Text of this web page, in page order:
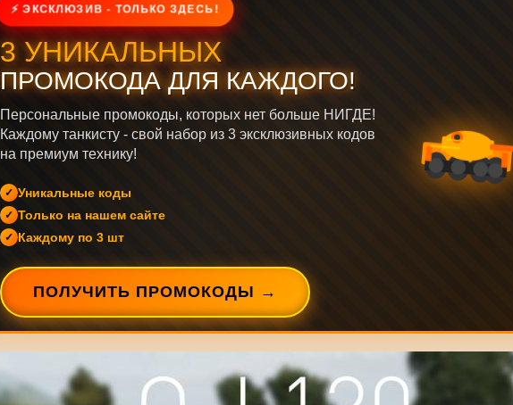
⚡ ЭКСКЛЮЗИВ - ТОЛЬКО ЗДЕСЬ!
3 УНИКАЛЬНЫХ
ПРОМОКОДА ДЛЯ КАЖДОГО!
Персональные промокоды, которых нет больше НИГДЕ!
Каждому танкисту - свой набор из 3 эксклюзивных кодов
на премиум технику!
Уникальные коды
Только на нашем сайте
Каждому по 3 шт
ПОЛУЧИТЬ ПРОМОКОДЫ →